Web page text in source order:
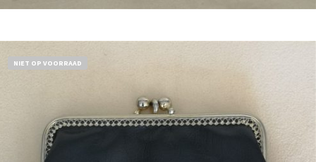
NIET OP VOORRAAD